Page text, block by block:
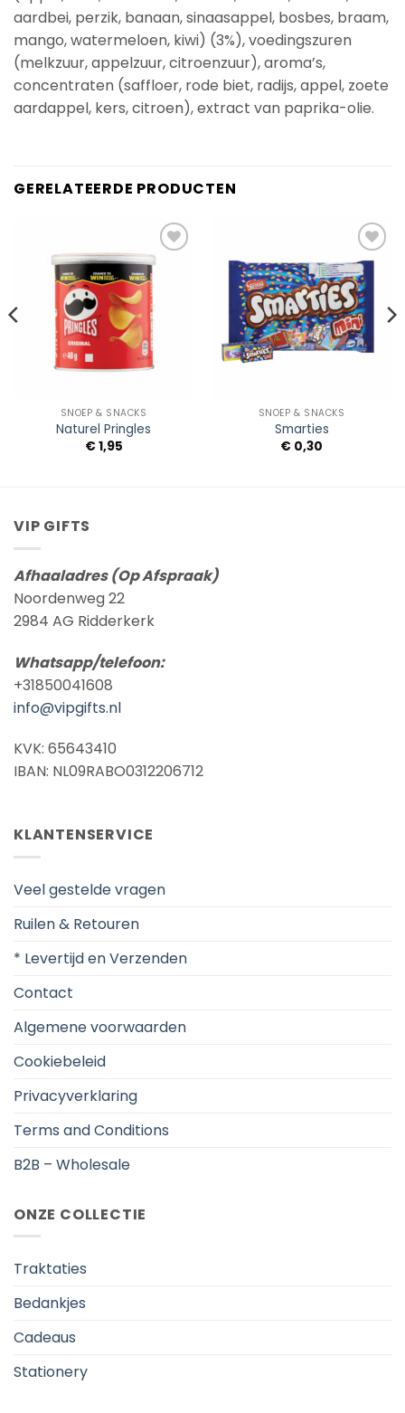
aardbei, perzik, banaan, sinaasappel, bosbes, braam,
mango, watermeloen, kiwi) (3%), voedingszuren
(melkzuur, appelzuur, citroenzuur), aroma’s,
concentraten (saffloer, rode biet, radijs, appel, zoete
aardappel, kers, citroen), extract van paprika-olie.
GERELATEERDE PRODUCTEN
Add to
Wishlist
SNOEP & SNACKS
Naturel Pringles
€1,95
Add to
Wishlist
SNOEP & SNACKS
Smarties
€ 0,30
VIP GIFTS
Afhaaladres (Op Afspraak)
Noordenweg 22
2984 AG Ridderkerk
Whatsapp/telefoon:
+31850041608
info@vipgifts.nl
KVK: 65643410
IBAN: NL09RABO0312206712
KLANTENSERVICE
Veel gestelde vragen
Ruilen & Retouren
* Levertijd en Verzenden
Contact
Algemene voorwaarden
Cookiebeleid
Privacyverklaring
Terms and Conditions
B2B – Wholesale
ONZE COLLECTIE
Traktaties
Bedankjes
Cadeaus
Stationery